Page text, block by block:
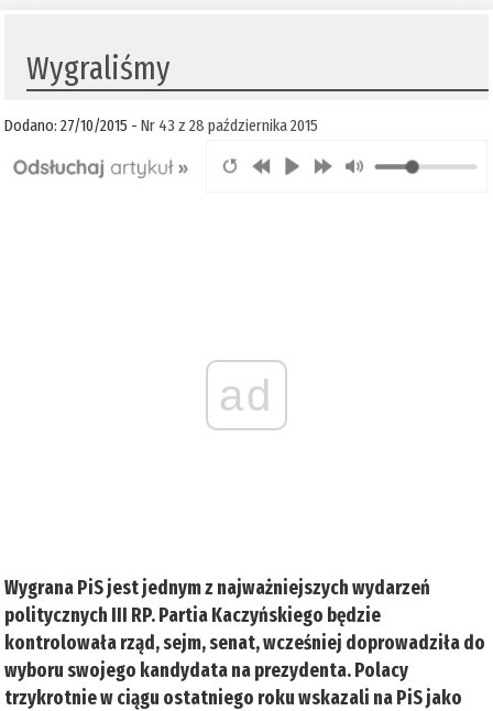
Wygraliśmy
Dodano: 27/10/2015 -Nr 43 z 28 października 2015
ad
Wygrana PiS jest jednym z najważniejszych wydarzeń
politycznych III RP. Partia Kaczyńskiego będzie
kontrolowała rząd, sejm, senat, wcześniej doprowadziła do
wyboru swojego kandydata na prezydenta. Polacy
trzykrotnie w ciągu ostatniego roku wskazali na PiS jako